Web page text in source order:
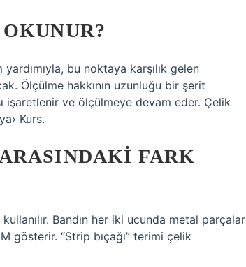
bu noktaya karşılık gelen
Ölçülme hakkının uzunluğu bir şerit
işaretlenir ve ölçülmeye devam eder. Çelik
Kurs.
FARK
Bandın her iki ucunda metal parçalar
gösterir. “Strip bıçağı” terimi çelik